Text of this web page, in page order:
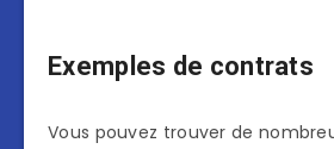
Exemples de contrats
Vous pouvez trouver de